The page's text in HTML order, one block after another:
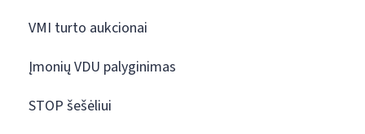
VMI turto aukcionai
Įmonių VDU palyginimas
STOP šešėliui